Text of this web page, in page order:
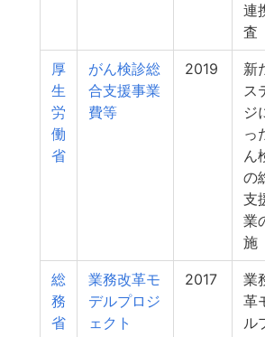
連
査
厚
生
労
働
省
がん検診総
合支援事業
費等
2019
新
ス
ジ
っ
ん
の
支
業
施
総
務
省
業務改革モ
デルプロジ
ェクト
2017
業
革
ル